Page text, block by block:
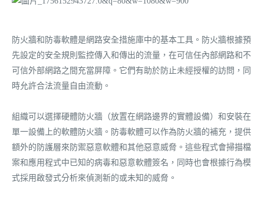
防火牆和防毒軟體是網路安全措施庫中的基本工具。防火牆根據預
先設定的安全規則監控傳入和傳出的流量，在可信任內部網路和不
可信外部網路之間充當屏障。它們有助於防止未經授權的訪問，同
時允許合法流量自由流動。
組織可以選擇硬體防火牆（放置在網路邊界的實體設備）和安裝在
單一設備上的軟體防火牆。防毒軟體可以作為防火牆的補充，提供
額外的防護層來防禦惡意軟體和其他惡意威脅。這些程式會掃描檔
案和應用程式中已知的病毒和惡意軟體簽名，同時也會根據行為模
式採用啟發式分析來偵測新的或未知的威脅。